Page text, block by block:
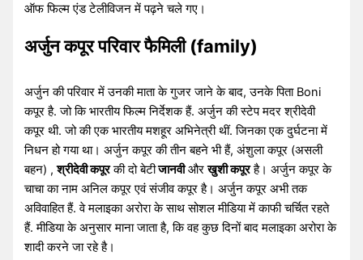
ऑफ फिल्म एंड टेलीविजन में पढ़ने चले गए।
अर्जुन कपूर परिवार फैमिली (family)
अर्जुन की परिवार में उनकी माता के गुजर जाने के बाद, उनके पिता Boni
कपूर है. जो कि भारतीय फिल्म निर्देशक हैं. अर्जुन की स्टेप मदर श्रीदेवी
कपूर थी. जो की एक भारतीय मशहूर अभिनेत्री थीं. जिनका एक दुर्घटना में
निधन हो गया था। अर्जुन कपूर की तीन बहने भी हैं, अंशुला कपूर (असली
बहन) ,श्रीदेवी कपूरकी दो बेटीजानवीऔरखुशी कपूरहै। अर्जुन कपूर के
चाचा का नाम अनिल कपूर एवं संजीव कपूर है। अर्जुन कपूर अभी तक
अविवाहित हैं. वे मलाइका अरोरा के साथ सोशल मीडिया में काफी चर्चित रहते
हैं. मीडिया के अनुसार माना जाता है, कि वह कुछ दिनों बाद मलाइका अरोरा के
शादी करने जा रहे है।